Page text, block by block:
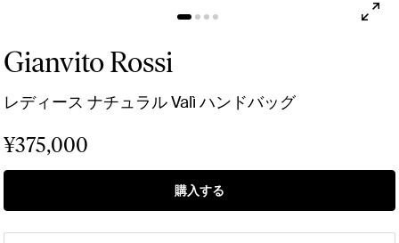
Gianvito Rossi
レディース ナチュラル Valì ハンドバッグ
¥375,000
購入する